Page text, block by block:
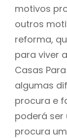
motivos
outros
reforma,
para viver
Casas
algumas
procura e
poderá ser
procura